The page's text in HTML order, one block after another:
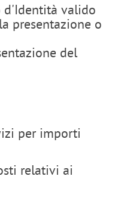
d'Identità valido
presentazione o
del
per importi
relativi ai